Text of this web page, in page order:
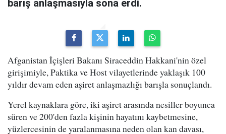
barış anlaşmasıyla sona erdi.
Afganistan İçişleri Bakanı Siraceddin Hakkani'nin özel
girişimiyle, Paktika ve Host vilayetlerinde yaklaşık 100
yıldır devam eden aşiret anlaşmazlığı barışla sonuçlandı.
Yerel kaynaklara göre, iki aşiret arasında nesiller boyunca
süren ve 200'den fazla kişinin hayatını kaybetmesine,
yüzlercesinin de yaralanmasına neden olan kan davası,